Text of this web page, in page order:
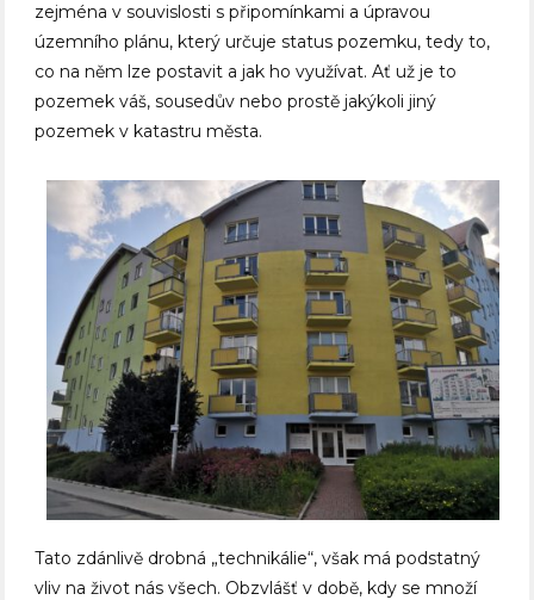
zejména v souvislosti s připomínkami a úpravou
územního plánu, který určuje status pozemku, tedy to,
co na něm lze postavit a jak ho využívat. Ať už je to
pozemek váš, sousedův nebo prostě jakýkoli jiný
pozemek v katastru města.
Tato zdánlivě drobná „technikálie“, však má podstatný
vliv na život nás všech. Obzvlášť v době, kdy se množí